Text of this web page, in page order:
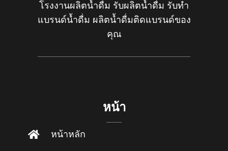
โรงงานผลิตน้ำดื่ม รับผลิตน้ำดื่ม รับทำ
แบรนด์น้ำดื่ม ผลิตน้ำดื่มติดแบรนด์ของ
คุณ
หน้า
หน้าหลัก